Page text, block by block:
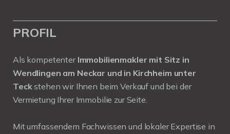
PROFIL
Als kompetenter Immobilienmakler mit Sitz in
Wendlingen am Neckar und in Kirchheim unter
Teckstehen wir Ihnen beim Verkauf und bei der
Vermietung Ihrer Immobilie zur Seite.
Mit umfassendem Fachwissen und lokaler Expertise in